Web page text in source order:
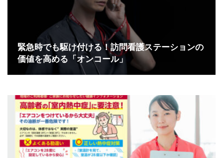
緊急時でも駆け付ける！訪問看護ステーションの
価値を高める「オンコール」